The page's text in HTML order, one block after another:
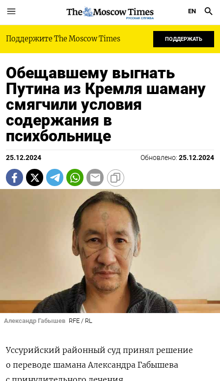
РУССКАЯ СЛУЖБА
EN
Поддержите The Moscow Times ПОДДЕРЖАТЬ
Обещавшему выгнать
Путина из Кремля шаману
смягчили условия
содержания в
психбольнице
25.12.2024 Обновлено: 25.12.2024
Александр Габышев RFE / RL
Уссурийский районный суд принял решение
о переводе шамана Александра Габышева